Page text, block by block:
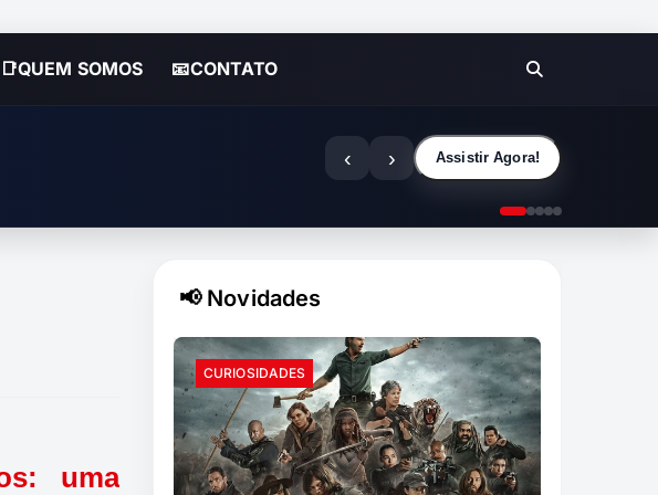
📑QUEM SOMOS 📧CONTATO
‹ › Assistir Agora!
uma
📢 Novidades
CURIOSIDADES